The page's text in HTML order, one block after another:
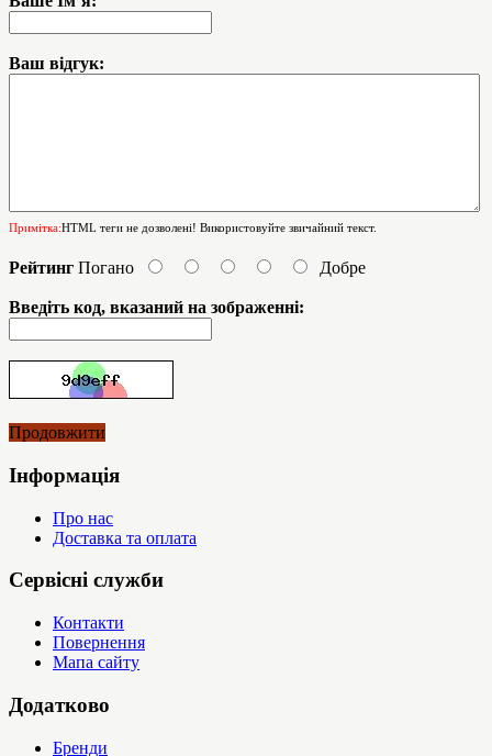
Ваш відгук:
Примітка:HTML теги не дозволені! Використовуйте звичайний текст.
Рейтинг Погано Добре
Введіть код, вказаний на зображенні:
Продовжити
Інформація
Про нас
Доставка та оплата
Сервісні служби
Контакти
Повернення
Мапа сайту
Додатково
Бренди